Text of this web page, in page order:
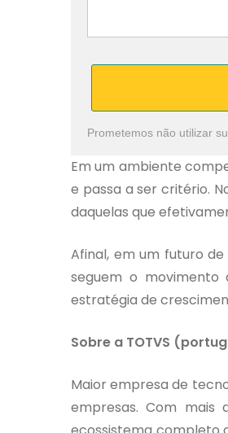
Prometemos não utilizar
Em um ambiente
e passa a ser critério.
daquelas que
Afinal, em um futuro
seguem o
estratégia de
Sobre a TOTVS
Maior empresa de
empresas. Com mais